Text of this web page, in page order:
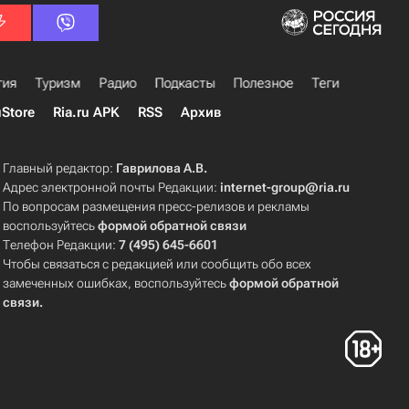
Туризм Радио Подкасты Полезное
Теги
Ria.ru APK RSS Архив
Главный редактор: Гаврилова А.В.
Адрес электронной почты Редакции:internet-group@ria.ru
По вопросам размещения пресс-релизов и рекламы
воспользуйтесьформой обратной связи
Телефон Редакции:7 (495) 645-6601
Чтобы связаться с редакцией или сообщить обо всех
замеченных ошибках, воспользуйтесьформой обратной
связи.